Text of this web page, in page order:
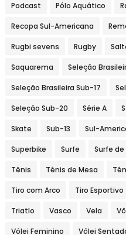
Podcast Pólo Aquático
Recopa Sul-Americana
Rugbi sevens Rugby
Saquarema Seleção
Seleção Brasileira Sub-17
Seleção Sub-20 Série A
Skate Sub-13 Sul-
Superbike Surfe Surfe de
Tênis Tênis de Mesa
Tiro com Arco Tiro Esportivo
Triatlo Vasco Vela
Vôlei Feminino Vôlei